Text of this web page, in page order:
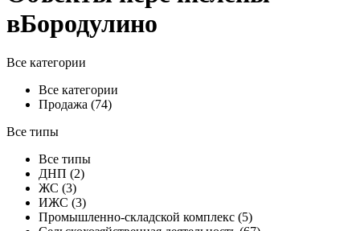
вБородулино
Все категории
Все категории
Продажа (74)
Все типы
Все типы
ДНП (2)
ЖС (3)
ИЖС (3)
Промышленно-складской комплекс (5)